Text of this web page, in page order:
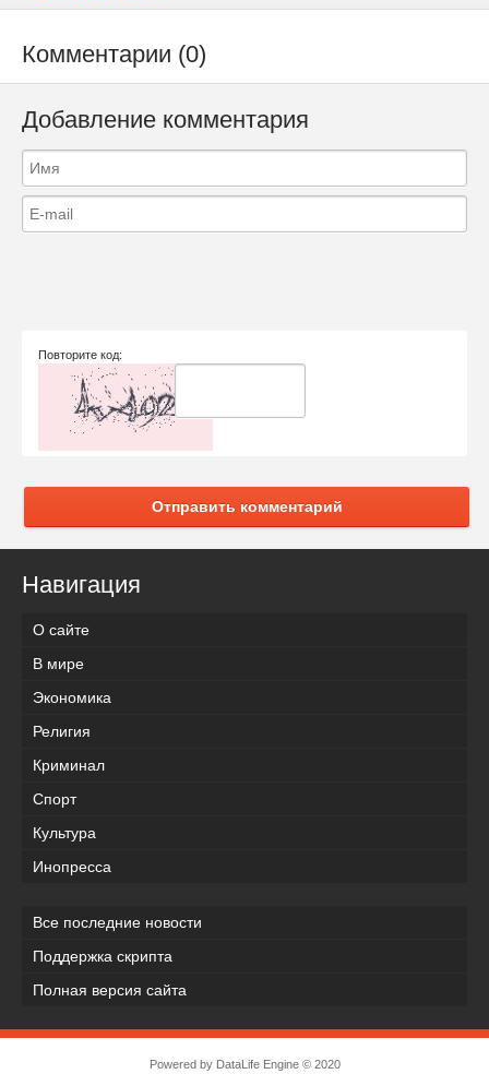
Комментарии (0)
Добавление комментария
Повторите код:
Отправить комментарий
Навигация
О сайте
В мире
Экономика
Религия
Криминал
Спорт
Культура
Инопресса
Все последние новости
Поддержка скрипта
Полная версия сайта
Powered by DataLife Engine© 2020